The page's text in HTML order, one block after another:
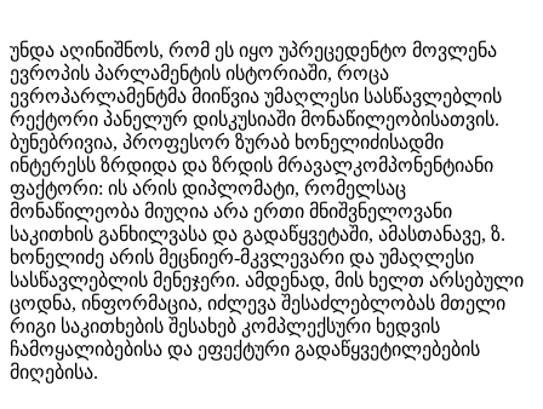
უნდა აღინიშნოს, რომ ეს იყო უპრეცედენტო მოვლენა
ევროპის პარლამენტის ისტორიაში, როცა
ევროპარლამენტმა მიიწვია უმაღლესი სასწავლებლის
რექტორი პანელურ დისკუსიაში მონაწილეობისათვის.
ბუნებრივია, პროფესორ ზურაბ ხონელიძისადმი
ინტერესს ზრდიდა და ზრდის მრავალკომპონენტიანი
ფაქტორი: ის არის დიპლომატი, რომელსაც
მონაწილეობა მიუღია არა ერთი მნიშვნელოვანი
საკითხის განხილვასა და გადაწყვეტაში, ამასთანავე, ზ.
ხონელიძე არის მეცნიერ-მკვლევარი და უმაღლესი
სასწავლებლის მენეჯერი. ამდენად, მის ხელთ არსებული
ცოდნა, ინფორმაცია, იძლევა შესაძლებლობას მთელი
რიგი საკითხების შესახებ კომპლექსური ხედვის
ჩამოყალიბებისა და ეფექტური გადაწყვეტილებების
მიღებისა.